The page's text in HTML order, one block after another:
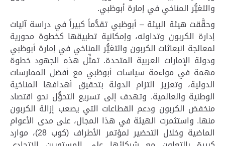
والتغيُّر المناخي في إمارة أبوظبي.
وحقَّقت هيئة البيئة – أبوظبي تقدُّماً كبيراً في دراسة آليات
إدارة الكربون وتداوله، وإمكانية تطبيقها كخطوة محورية
لمعالجة انبعاثات الكربون والتغيُّر المناخي في إمارة أبوظبي
ودولة الإمارات العربية المتحدة. تمثِّل هذه الجهود خطوة
مهمة في مواءمة سياسات أبوظبي مع أفضل الممارسات
الدولية، وتعزيز التزام الدولة بتحقيق أهدافها المناخية
الوطنية والعالمية. وتهدف إلى تسريع التحوُّل نحو اقتصاد
منخفض الكربون ودعم القطاعات التي يصعب إزالة الكربون
منها. واستثمرت الهيئة في هذا المجال، على مدى الأعوام
الماضية وخلال التحضير لمؤتمر الأطراف (كوب 28)، موارد